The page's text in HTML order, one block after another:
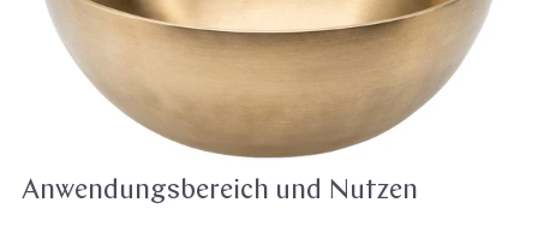
Anwendungsbereich und Nutzen